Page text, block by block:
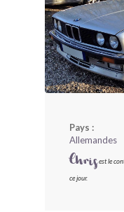
Pays :
Allemandes
Chrisest le
ce jour.